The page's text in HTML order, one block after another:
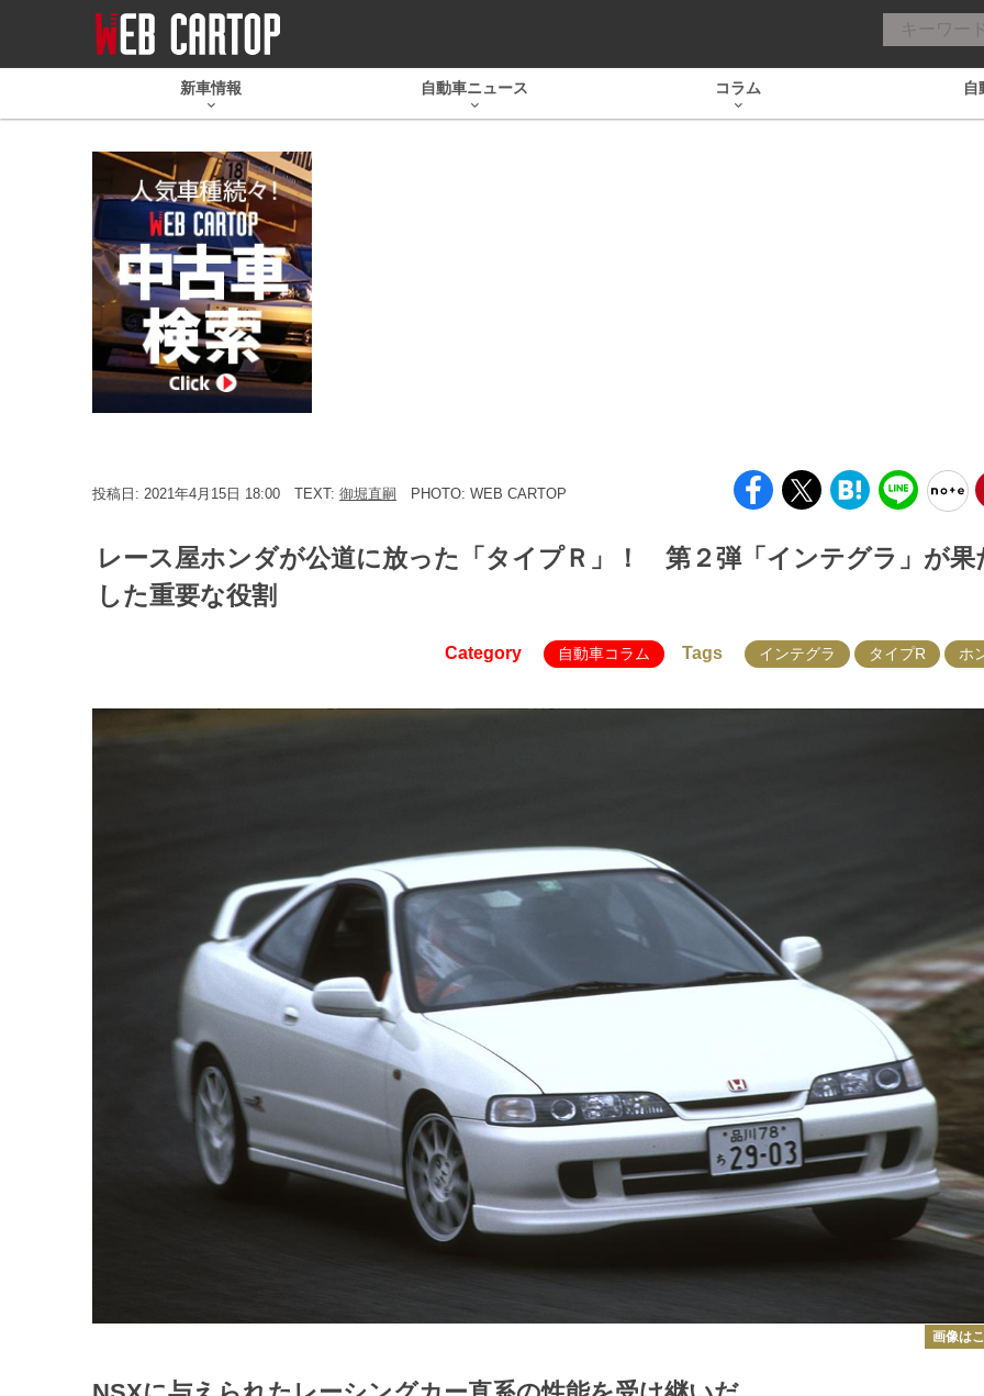
新車情報 自動車ニュース コラム 自
投稿日: 2021年4月15日 18:00 TEXT: 御堀直嗣 PHOTO: WEB CARTOP
レース屋ホンダが公道に放った「タイプＲ」！ 第２弾「インテグラ」が果
した重要な役割
Category 自動車コラム Tags インテグラ タイプR ホ
画像は